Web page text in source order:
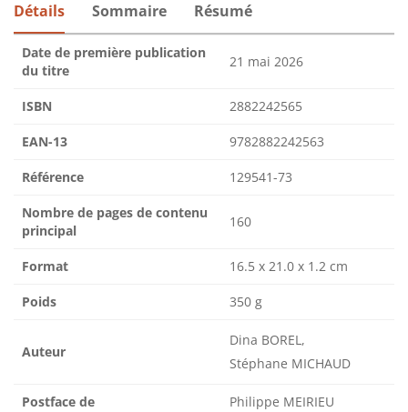
Détails Sommaire Résumé
Date de première publication
du titre
21 mai 2026
ISBN 2882242565
EAN-13 9782882242563
Référence 129541-73
Nombre de pages de contenu
principal
160
Format 16.5 x 21.0 x 1.2 cm
Poids 350 g
Auteur
Dina BOREL,
Stéphane MICHAUD
Postface de Philippe MEIRIEU